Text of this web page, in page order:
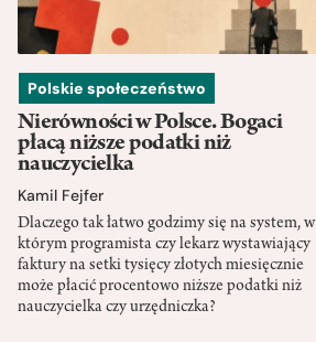
Polskie społeczeństwo
Nierówności w Polsce. Bogaci
płacą niższe podatki niż
nauczycielka
Kamil Fejfer
Dlaczego tak łatwo godzimy się na system, w
którym programista czy lekarz wystawiający
faktury na setki tysięcy złotych miesięcznie
może płacić procentowo niższe podatki niż
nauczycielka czy urzędniczka?